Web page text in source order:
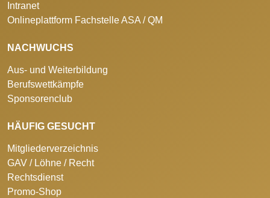
Intranet
Onlineplattform Fachstelle ASA / QM
NACHWUCHS
Aus- und Weiterbildung
Berufswettkämpfe
Sponsorenclub
HÄUFIG GESUCHT
Mitgliederverzeichnis
GAV / Löhne / Recht
Rechtsdienst
Promo-Shop